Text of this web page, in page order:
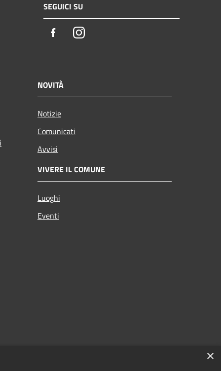
SEGUICI SU
FacebookInstagram
NOVITÀ
Notizie
Comunicati
Avvisi
VIVERE IL COMUNE
Luoghi
Eventi
×